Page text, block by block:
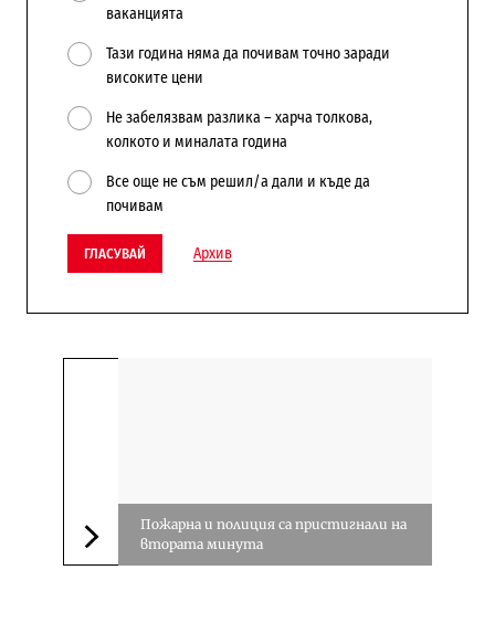
ваканцията
Тази година няма да почивам точно заради
високите цени
Не забелязвам разлика – харча толкова,
колкото и миналата година
Все още не съм решил/а дали и къде да
почивам
ГЛАСУВАЙ Архив
Следваща новина
Пожарна и полиция са пристигнали на
втората минута